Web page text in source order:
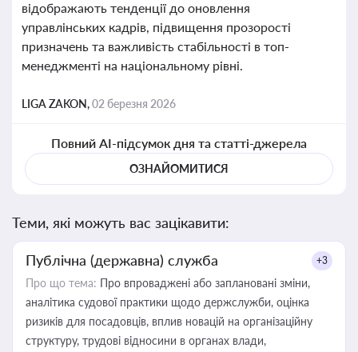
відображають тенденції до оновлення
управлінських кадрів, підвищення прозорості
призначень та важливість стабільності в топ-
менеджменті на національному рівні.
LIGA ZAKON,02 березня 2026
Повний AI-підсумок дня та статті-джерела
ОЗНАЙОМИТИСЯ
Теми, які можуть вас зацікавити:
Публічна (державна) служба +3
Про що тема: Про впроваджені або заплановані зміни,
аналітика судової практики щодо держслужби, оцінка
ризиків для посадовців, вплив новацій на організаційну
структуру, трудові відносини в органах влади,